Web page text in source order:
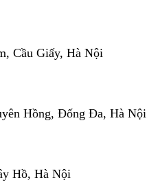
Cầu Giấy, Hà Nội
Hồng, Đống Đa, Hà Nội
Hồ, Hà Nội